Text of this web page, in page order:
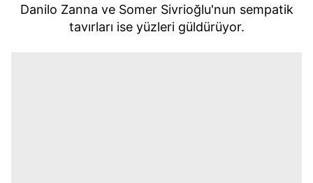
Danilo Zanna ve Somer Sivrioğlu'nun sempatik
tavırları ise yüzleri güldürüyor.